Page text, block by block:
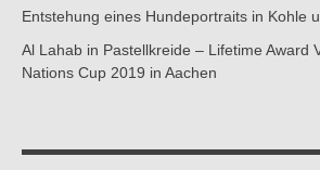
Entstehung eines Hundeportraits in Kohle
Al Lahab in Pastellkreide – Lifetime Award
Nations Cup 2019 in Aachen